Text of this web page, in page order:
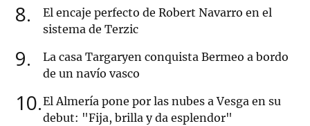
8
El encaje perfecto de Robert Navarro en el
sistema de Terzic
9
La casa Targaryen conquista Bermeo a bordo
de un navío vasco
10 El Almería pone por las nubes a Vesga en su
debut: "Fija, brilla y da esplendor"